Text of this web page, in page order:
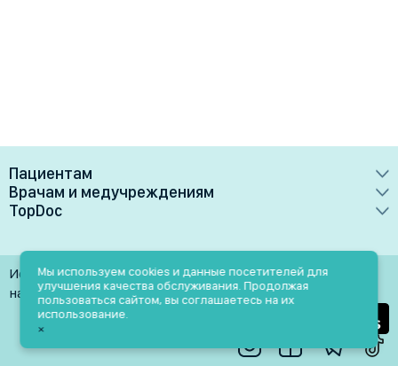
Пациентам
Врачи
Клиники
Лаборатории
Услуги
Блог
Акции и скидки
Врачам и медучреждениям
Преимущества
Медучреждениям
Врачам
TopDoc
Контакты
Помощь
Использование материалов разрешено только при
наличии активной ссылки на источник
Мы используем cookies и данные посетителей для
улучшения качества обслуживания. Продолжая
пользоваться сайтом, вы соглашаетесь на их
использование.
×